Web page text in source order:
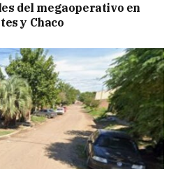
del megaoperativo en
y Chaco